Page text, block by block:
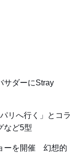
サダーにStray
リへ行く」とコラ
など5型
ーを開催 幻想的